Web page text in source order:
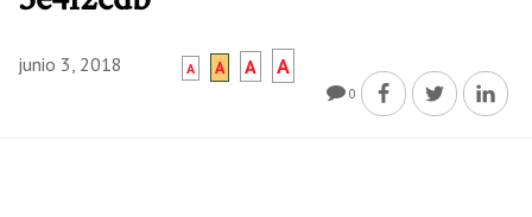
junio 3, 2018 A A A A
0